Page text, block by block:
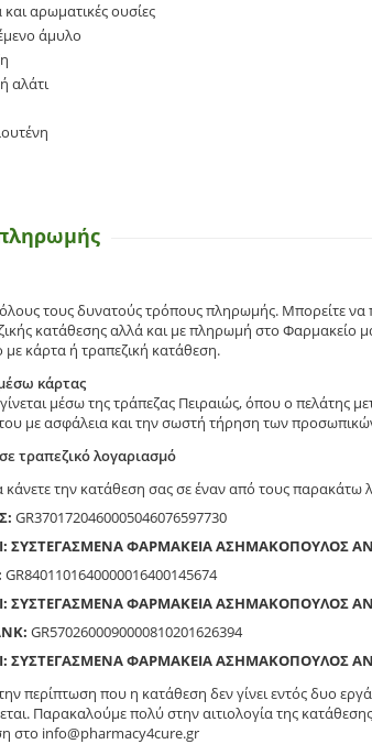
αρωματικές ουσίες
άμυλο
αλάτι
τους δυνατούς τρόπους πληρωμής. Μπορείτε
κατάθεσης αλλά και με πληρωμή στο Φαρμακείο
με κάρτα ή τραπεζική κατάθεση.
κάρτας
μέσω της τράπεζας Πειραιώς, όπου ο πελάτης
με ασφάλεια και την σωστή τήρηση των
τραπεζικό λογαριασμό
κάνετε την κατάθεση σας σε έναν από τους παρακάτω
GR3701720460005046076597730
ΣΥΣΤΕΓΑΣΜΕΝΑ ΦΑΡΜΑΚΕΙΑ ΑΣΗΜΑΚΟΠΟΥΛΟΣ
GR8401101640000016400145674
ΣΥΣΤΕΓΑΣΜΕΝΑ ΦΑΡΜΑΚΕΙΑ ΑΣΗΜΑΚΟΠΟΥΛΟΣ
GR5702600090000810201626394
ΣΥΣΤΕΓΑΣΜΕΝΑ ΦΑΡΜΑΚΕΙΑ ΑΣΗΜΑΚΟΠΟΥΛΟΣ
περίπτωση που η κατάθεση δεν γίνει εντός δυο
Παρακαλούμε πολύ στην αιτιολογία της
στο info@pharmacy4cure.gr